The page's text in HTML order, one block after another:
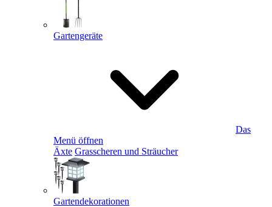
Gartengeräte
Das
Menü öffnen
Äxte Grasscheren und Sträucher
Gartendekorationen